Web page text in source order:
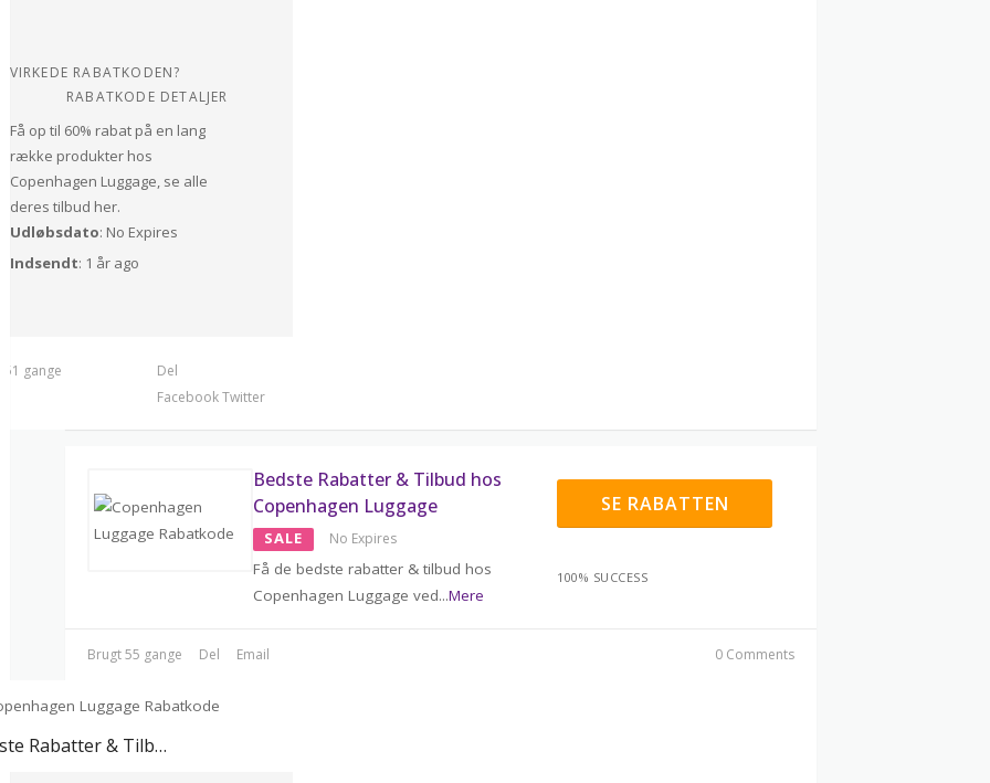
VIRKEDE RABATKODEN?
RABATKODE DETALJER
Få op til 60% rabat på en lang
række produkter hos
Copenhagen Luggage, se alle
deres tilbud her.
Udløbsdato: No Expires
Indsendt: 1 år ago
gange
Del
FacebookTwitter
Bedste Rabatter & Tilbud hos
Copenhagen Luggage
SALE No Expires
Få de bedste rabatter & tilbud hos
Copenhagen Luggage ved...Mere
SE RABATTEN
100% SUCCESS
Brugt 55 gange Del Email 0 Comments
Bedste Rabatter & Tilbud hos Copenhagen Luggage